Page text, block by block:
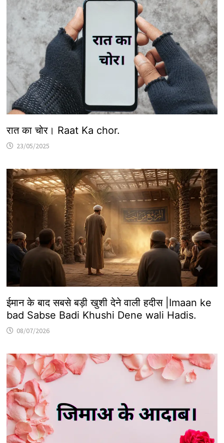
रात का चोर। Raat Ka chor.
23/05/2025
ईमान के बाद सबसे बड़ी खुशी देने वाली हदीस |Imaan ke
bad Sabse Badi Khushi Dene wali Hadis.
08/07/2026